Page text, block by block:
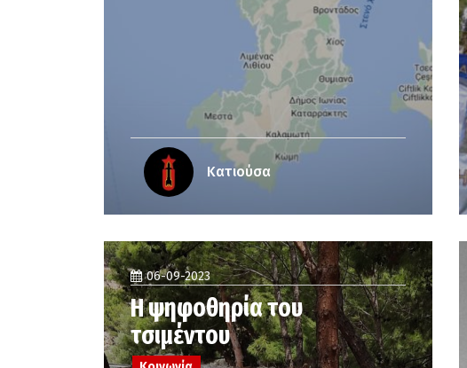
Κατιούσα
06-09-2023
Η ψηφοθηρία του
τσιμέντου